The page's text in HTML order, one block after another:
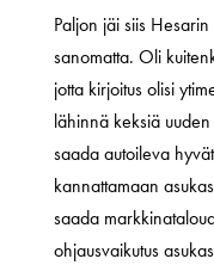
Paljon jäi siis
sanomatta. Oli
jotta kirjoitus olisi
lähinnä keksiä
saada autoileva
kannattamaan
saada
ohjausvaikutus